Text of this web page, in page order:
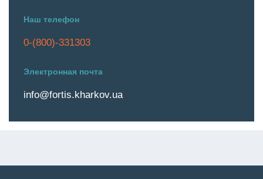
Наш телефон
0-(800)-331303
Электронная почта
info@fortis.kharkov.ua